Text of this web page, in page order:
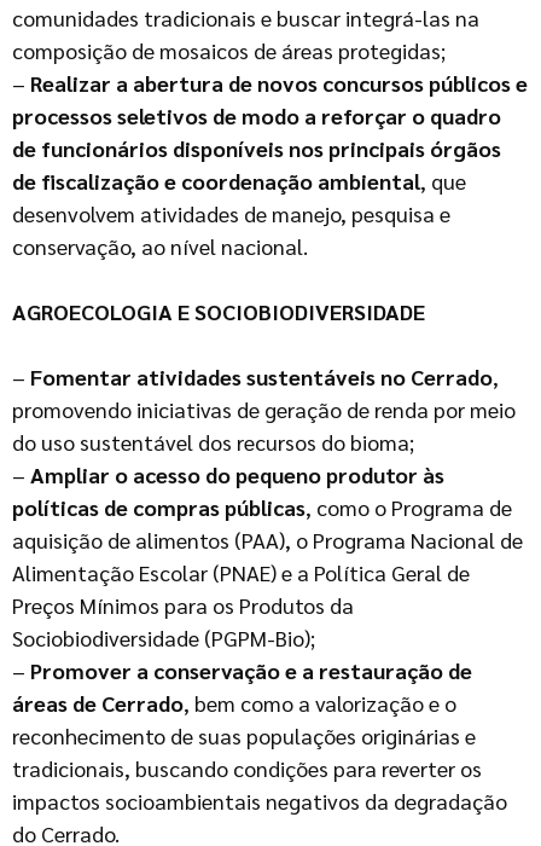
comunidades tradicionais e buscar integrá-las na
composição de mosaicos de áreas protegidas;
– Realizar a abertura de novos concursos públicos e
processos seletivos de modo a reforçar o quadro
de funcionários disponíveis nos principais órgãos
de fiscalização e coordenação ambiental, que
desenvolvem atividades de manejo, pesquisa e
conservação, ao nível nacional.
AGROECOLOGIA E SOCIOBIODIVERSIDADE
– Fomentar atividades sustentáveis no Cerrado,
promovendo iniciativas de geração de renda por meio
do uso sustentável dos recursos do bioma;
– Ampliar o acesso do pequeno produtor às
políticas de compras públicas, como o Programa de
aquisição de alimentos (PAA), o Programa Nacional de
Alimentação Escolar (PNAE) e a Política Geral de
Preços Mínimos para os Produtos da
Sociobiodiversidade (PGPM-Bio);
– Promover a conservação e a restauração de
áreas de Cerrado, bem como a valorização e o
reconhecimento de suas populações originárias e
tradicionais, buscando condições para reverter os
impactos socioambientais negativos da degradação
do Cerrado.